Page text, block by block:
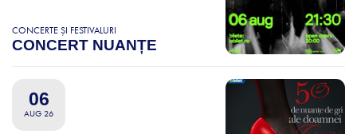
CONCERTE ȘI FESTIVALURI
CONCERT NUANȚE
06
AUG 26